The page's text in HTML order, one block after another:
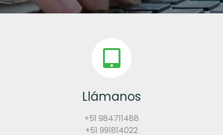
Llámanos
+51 984711488
+51 991814022